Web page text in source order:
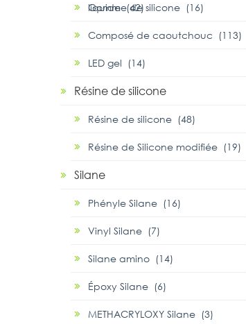
liquide (42)
Gomme de silicone (16)
Composé de caoutchouc (113)
LED gel (14)
Résine de silicone
Résine de silicone (48)
Résine de Silicone modifiée (19)
Silane
Phényle Silane (16)
Vinyl Silane (7)
Silane amino (14)
Époxy Silane (6)
METHACRYLOXY Silane (3)